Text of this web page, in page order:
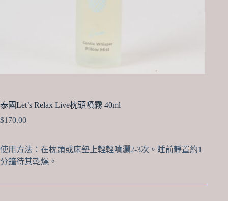
泰國Let’s Relax Live枕頭噴霧 40ml
$170.00
使用方法：在枕頭或床墊上輕輕噴灑2-3次。睡前靜置約1
分鐘待其乾燥。